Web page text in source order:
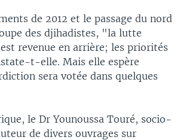
de 2012 et le passage du nord
des djihadistes, "la lutte
revenue en arrière; les priorités
t-elle. Mais elle espère
sera votée dans quelques
le Dr Younoussa Touré, socio-
de divers ouvrages sur